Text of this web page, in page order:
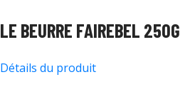
LE BEURRE FAIREBEL 250G
Détails du produit